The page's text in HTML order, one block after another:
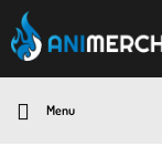
Přejít
na
obsah